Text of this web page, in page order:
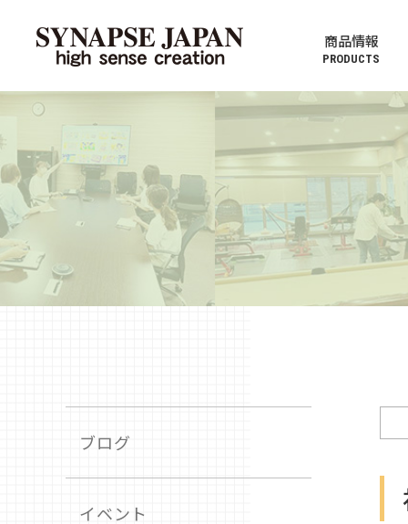
商品情報
PRODUCTS
ブログ
イベント